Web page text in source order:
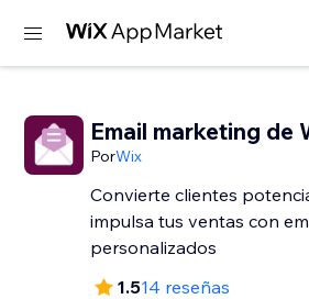
Email marketing de
PorWix
Convierte clientes
impulsa tus ventas con
personalizados
1.514 reseñas